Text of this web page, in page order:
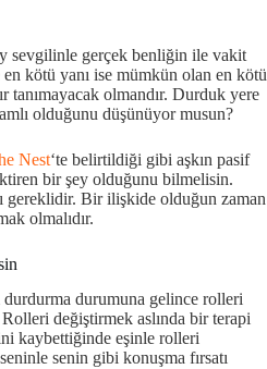
sevgilinle gerçek benliğin ile vakit
kötü yanı ise mümkün olan en kötü
tanımayacak olmandır. Durduk yere
olduğunu düşünüyor musun?
Nest‘te belirtildiği gibi aşkın pasif
bir şey olduğunu bilmelisin.
gereklidir. Bir ilişkide olduğun zaman
olmalıdır.
durdurma durumuna gelince rolleri
değiştirmek aslında bir terapi
kaybettiğinde eşinle rolleri
senin gibi konuşma fırsatı